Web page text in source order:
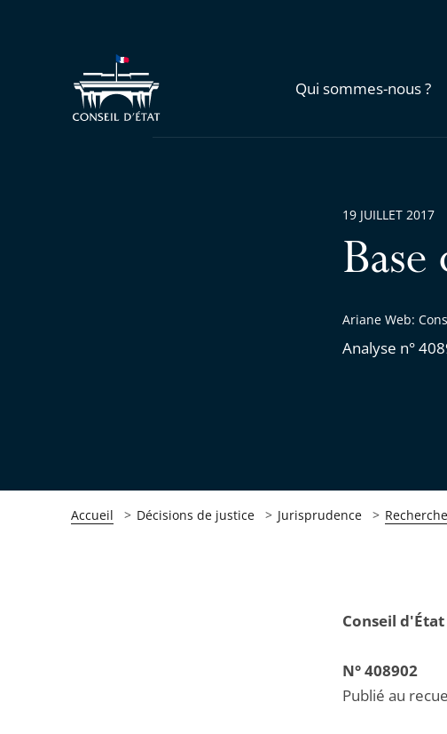
Qui sommes-nous ?
Ariane Web:
Analyse n°
19 JUILLET 2017
Accueil Décisions de justice Jurisprudence
Conseil d'État
N° 408902
Publié au